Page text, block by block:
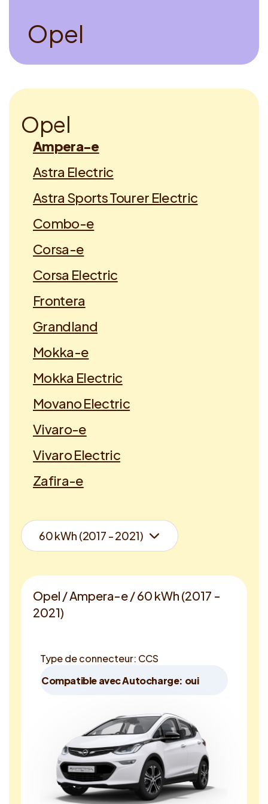
Opel
Opel
Ampera-e
Astra Electric
Astra Sports Tourer Electric
Combo-e
Corsa-e
Corsa Electric
Frontera
Grandland
Mokka-e
Mokka Electric
Movano Electric
Vivaro-e
Vivaro Electric
Zafira-e
Opel / Ampera-e / 60 kWh (2017 -
2021)
Type de connecteur: CCS
Compatible avec Autocharge: oui